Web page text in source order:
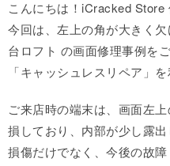
こんにちは！iCracked Store
今回は、左上の角が大きく
台ロフト の画面修理事例を
「キャッシュレスリペア」
ご来店時の端末は、画面左
損しており、内部が少し露
損傷だけでなく、今後の故障